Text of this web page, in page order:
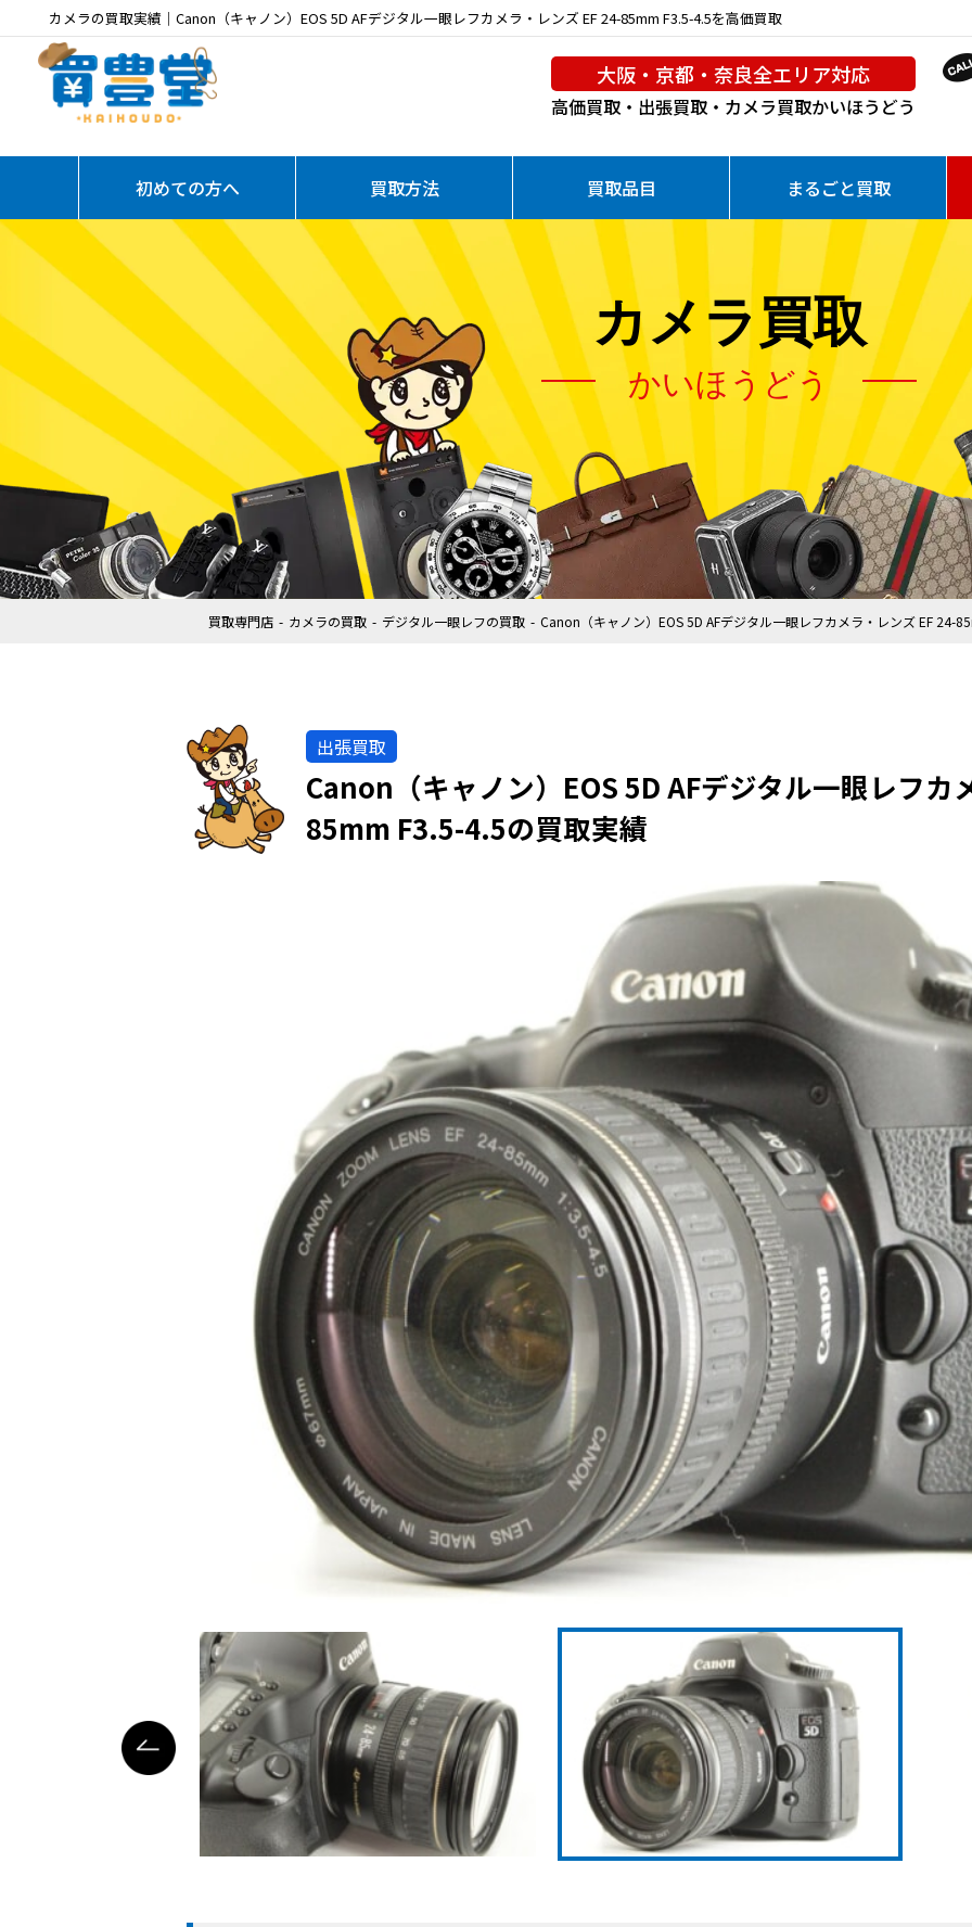
カメラの買取実績｜Canon（キャノン）EOS 5D AFデジタル一眼レフカメラ・レンズ EF 24-85mm F3.5-4.5を高価買取
大阪・京都・奈良全エリア対応
高価買取・出張買取・カメラ買取かいほうどう
初めての方へ 買取方法 買取品目 まるごと買取
カメラ買取
かいほうどう
買取専門店 カメラの買取 デジタル一眼レフの買取 Canon（キャノン）EOS 5D AFデジタル一眼レフカメラ・レンズ EF 24-
出張買取
Canon（キャノン）EOS 5D AFデジタル一眼レフカ
85mm F3.5-4.5の買取実績